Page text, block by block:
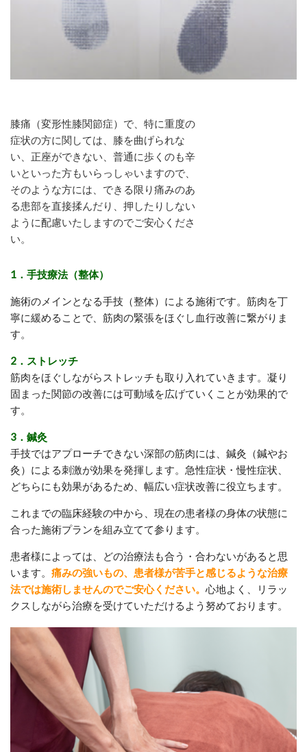
膝痛（変形性膝関節症）で、特に重度の
症状の方に関しては、膝を曲げられな
い、正座ができない、普通に歩くのも辛
いといった方もいらっしゃいますので、
そのような方には、できる限り痛みのあ
る患部を直接揉んだり、押したりしない
ように配慮いたしますのでご安心くださ
い。
1．手技療法（整体）
施術のメインとなる手技（整体）による施術です。筋肉を丁
寧に緩めることで、筋肉の緊張をほぐし血行改善に繋がりま
す。
2．ストレッチ
筋肉をほぐしながらストレッチも取り入れていきます。凝り
固まった関節の改善には可動域を広げていくことが効果的で
す。
3．鍼灸
手技ではアプローチできない深部の筋肉には、鍼灸（鍼やお
灸）による刺激が効果を発揮します。急性症状・慢性症状、
どちらにも効果があるため、幅広い症状改善に役立ちます。
これまでの臨床経験の中から、現在の患者様の身体の状態に
合った施術プランを組み立てて参ります。
患者様によっては、どの治療法も合う・合わないがあると思
います。 痛みの強いもの、患者様が苦手と感じるような治療
法では施術しませんのでご安心ください。 心地よく、リラッ
クスしながら治療を受けていただけるよう努めております。